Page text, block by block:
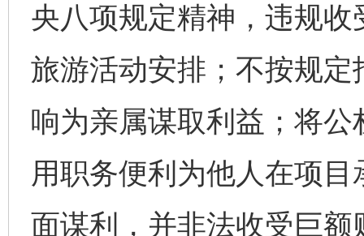
央八项规定精神，违规
旅游活动安排；不按规
响为亲属谋取利益；将
用职务便利为他人在项
面谋利，并非法收受巨额